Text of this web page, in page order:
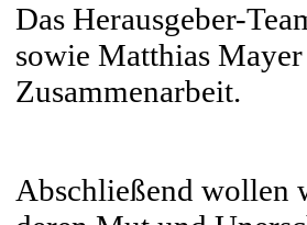
Das Herausgeber-
sowie Matthias
Zusammenarbeit.
Abschließend wollen